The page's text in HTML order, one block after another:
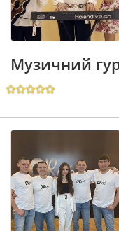
Музичний